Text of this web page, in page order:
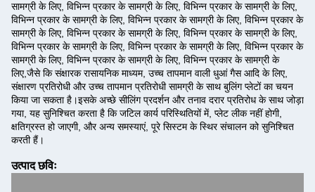
सामग्री के लिए, विभिन्न प्रकार के सामग्री के लिए, विभिन्न प्रकार के सामग्री के लिए,
विभिन्न प्रकार के सामग्री के लिए, विभिन्न प्रकार के सामग्री के लिए, विभिन्न प्रकार के
सामग्री के लिए, विभिन्न प्रकार के सामग्री के लिए, विभिन्न प्रकार के सामग्री के लिए,
विभिन्न प्रकार के सामग्री के लिए, विभिन्न प्रकार के सामग्री के लिए, विभिन्न प्रकार के
सामग्री के लिए, विभिन्न प्रकार के सामग्री के लिए, विभिन्न प्रकार के सामग्री के
लिए,जैसे कि संक्षारक रासायनिक माध्यम, उच्च तापमान वाली धुआं गैस आदि के लिए,
संक्षारण प्रतिरोधी और उच्च तापमान प्रतिरोधी सामग्री के साथ बुलिंग प्लेटों का चयन
किया जा सकता है।इसके अच्छे सीलिंग प्रदर्शन और तनाव दरार प्रतिरोध के साथ जोड़ा
गया, यह सुनिश्चित करता है कि जटिल कार्य परिस्थितियों में, प्लेट लीक नहीं होगी,
क्षतिग्रस्त हो जाएगी, और अन्य समस्याएं, पूरे सिस्टम के स्थिर संचालन को सुनिश्चित
करती हैं।
उत्पाद छविः